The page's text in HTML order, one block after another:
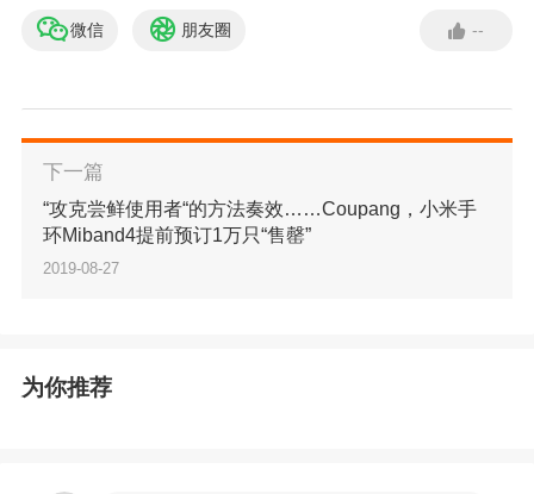
3. 卖家可以适配自己已有面单格式，meesho要
条形码即可
4. 面单的尺寸大小无要求，但内容要清晰可见，
有良好的视觉效果
meesho官方合作入驻通
申请入驻
微信 朋友圈 --
下一篇
“攻克尝鲜使用者“的方法奏效……Coupang，小米手
环Miband4提前预订1万只“售罄”
2019-08-27
为你推荐